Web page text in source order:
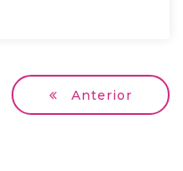
Anterior